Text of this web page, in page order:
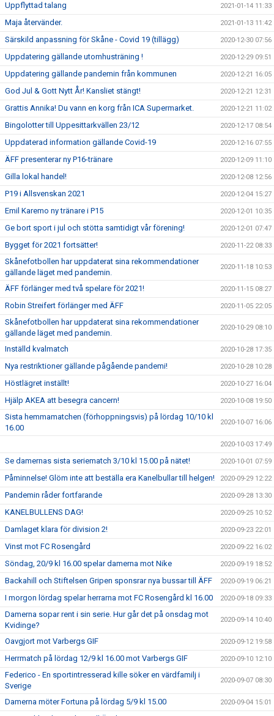
Uppflyttad talang 2021-01-14 11:33
Maja återvänder. 2021-01-13 11:42
Särskild anpassning för Skåne - Covid 19 (tillägg) 2020-12-30 07:56
Uppdatering gällande utomhusträning ! 2020-12-29 09:51
Uppdatering gällande pandemin från kommunen 2020-12-21 16:05
God Jul & Gott Nytt År! Kansliet stängt! 2020-12-21 12:31
Grattis Annika! Du vann en korg från ICA Supermarket. 2020-12-21 11:02
Bingolotter till Uppesittarkvällen 23/12 2020-12-17 08:54
Uppdaterad information gällande Covid-19 2020-12-16 07:55
ÄFF presenterar ny P16-tränare 2020-12-09 11:10
Gilla lokal handel! 2020-12-08 12:56
P19 i Allsvenskan 2021 2020-12-04 15:27
Emil Karemo ny tränare i P15 2020-12-01 10:35
Ge bort sport i jul och stötta samtidigt vår förening! 2020-12-01 07:47
Bygget för 2021 fortsätter! 2020-11-22 08:33
Skånefotbollen har uppdaterat sina rekommendationer
gällande läget med pandemin.
2020-11-18 10:53
ÄFF förlänger med två spelare för 2021! 2020-11-15 08:27
Robin Streifert förlänger med ÄFF 2020-11-05 22:05
Skånefotbollen har uppdaterat sina rekommendationer
gällande läget med pandemin.
2020-10-29 08:10
Inställd kvalmatch 2020-10-28 17:35
Nya restriktioner gällande pågående pandemi! 2020-10-28 10:28
Höstlägret inställt! 2020-10-27 16:04
Hjälp AKEA att besegra cancern! 2020-10-08 19:50
Sista hemmamatchen (förhoppningsvis) på lördag 10/10 kl
16.00
2020-10-07 16:06
2020-10-03 17:49
Se damernas sista seriematch 3/10 kl 15.00 på nätet! 2020-10-01 07:59
Påminnelse! Glöm inte att beställa era Kanelbullar till helgen! 2020-09-29 12:22
Pandemin råder fortfarande 2020-09-28 13:30
KANELBULLENS DAG! 2020-09-25 10:52
Damlaget klara för division 2! 2020-09-23 22:01
Vinst mot FC Rosengård 2020-09-22 16:02
Söndag, 20/9 kl 16.00 spelar damerna mot Nike 2020-09-19 18:52
Backahill och Stiftelsen Gripen sponsrar nya bussar till ÄFF 2020-09-19 06:21
I morgon lördag spelar herrarna mot FC Rosengård kl 16.00 2020-09-18 09:33
Damerna sopar rent i sin serie. Hur går det på onsdag mot
Kvidinge?
2020-09-14 10:40
Oavgjort mot Varbergs GIF 2020-09-12 19:58
Herrmatch på lördag 12/9 kl 16.00 mot Varbergs GIF 2020-09-10 12:10
Federico - En sportintresserad kille söker en värdfamilj i
Sverige
2020-09-07 08:30
Damerna möter Fortuna på lördag 5/9 kl 15.00 2020-09-04 15:01